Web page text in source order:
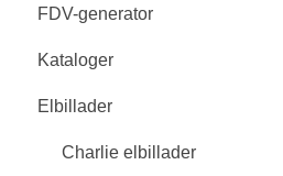
FDV-generator
Kataloger
Elbillader
Charlie elbillader